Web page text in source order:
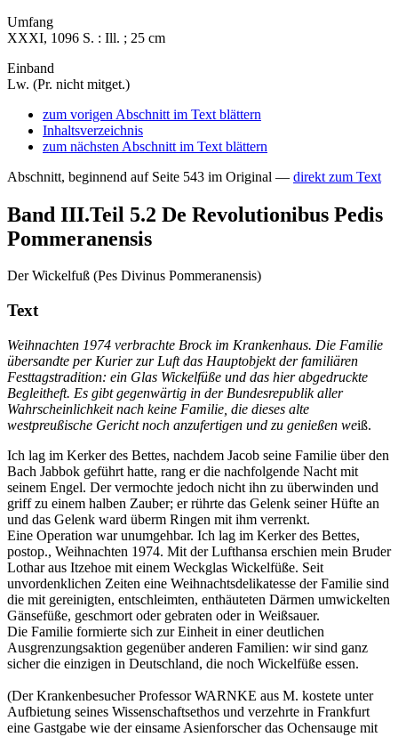
Umfang
XXXI, 1096 S. : Ill. ; 25 cm
Einband
Lw. (Pr. nicht mitget.)
zum vorigen Abschnitt im Text blättern
Inhaltsverzeichnis
zum nächsten Abschnitt im Text blättern
Abschnitt, beginnend auf Seite 543 im Original — direkt zum Text
Band III.Teil 5.2 De Revolutionibus Pedis
Pommeranensis
Der Wickelfuß (Pes Divinus Pommeranensis)
Text
Weihnachten 1974 verbrachte Brock im Krankenhaus. Die Familie
übersandte per Kurier zur Luft das Hauptobjekt der familiären
Festtagstradition: ein Glas Wickelfüße und das hier abgedruckte
Begleitheft. Es gibt gegenwärtig in der Bundesrepublik aller
Wahrscheinlichkeit nach keine Familie, die dieses alte
westpreußische Gericht noch anzufertigen und zu genießen weiß.
Ich lag im Kerker des Bettes, nachdem Jacob seine Familie über den
Bach Jabbok geführt hatte, rang er die nachfolgende Nacht mit
seinem Engel. Der vermochte jedoch nicht ihn zu überwinden und
griff zu einem halben Zauber; er rührte das Gelenk seiner Hüfte an
und das Gelenk ward überm Ringen mit ihm verrenkt.
Eine Operation war unumgehbar. Ich lag im Kerker des Bettes,
postop., Weihnachten 1974. Mit der Lufthansa erschien mein Bruder
Lothar aus Itzehoe mit einem Weckglas Wickelfüße. Seit
unvordenklichen Zeiten eine Weihnachtsdelikatesse der Familie sind
die mit gereinigten, entschleimten, enthäuteten Därmen umwickelten
Gänsefüße, geschmort oder gebraten oder in Weißsauer.
Die Familie formierte sich zur Einheit in einer deutlichen
Ausgrenzungsaktion gegenüber anderen Familien: wir sind ganz
sicher die einzigen in Deutschland, die noch Wickelfüße essen.
(Der Krankenbesucher Professor WARNKE aus M. kostete unter
Aufbietung seines Wissenschaftsethos und verzehrte in Frankfurt
eine Gastgabe wie der einsame Asienforscher das Ochensauge mit